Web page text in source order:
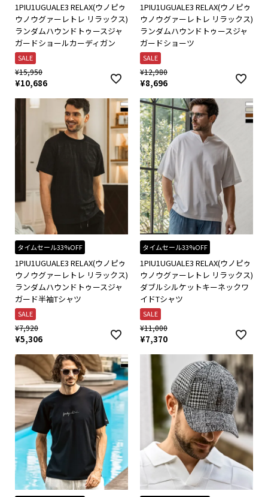
1PIU1UGUALE3 RELAX(ウノピゥ
ウノウグァーレトレ リラックス)
ランダムハウンドトゥースジャ
ガードショールカーディガン
SALE
¥15,950
¥10,686
1PIU1UGUALE3 RELAX(ウノピゥ
ウノウグァーレトレ リラックス)
ランダムハウンドトゥースジャ
ガードショーツ
SALE
¥12,980
¥8,696
タイムセール33%OFF
1PIU1UGUALE3 RELAX(ウノピゥ
ウノウグァーレトレ リラックス)
ランダムハウンドトゥースジャ
ガード半袖Tシャツ
SALE
¥7,920
¥5,306
タイムセール33%OFF
1PIU1UGUALE3 RELAX(ウノピゥ
ウノウグァーレトレ リラックス)
ダブルシルケットキーネックワ
イドTシャツ
SALE
¥11,000
¥7,370